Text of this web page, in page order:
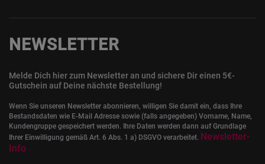
NEWSLETTER
Melde Dich hier zum Newsletter an und sichere Dir einen 5€-
Gutschein auf Deine nächste Bestellung!
Wenn Sie unseren Newsletter abonnieren, willigen Sie damit ein, dass Ihre
Bestandsdaten wie E-Mail Adresse sowie (falls angegeben) Vorname, Name,
Kundengruppe gespeichert werden. Ihre Daten werden dann auf Grundlage
Ihrer Einwilligung gemäß Art. 6 Abs. 1 a) DSGVO verarbeitet. Newsletter-
Info